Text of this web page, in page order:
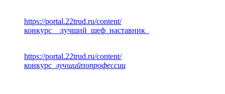
https://portal.22trud.ru/content/
конкурс__лучший_шеф_наставник_
https://portal.22trud.ru/content/
конкурс _лучшийпопрофессии